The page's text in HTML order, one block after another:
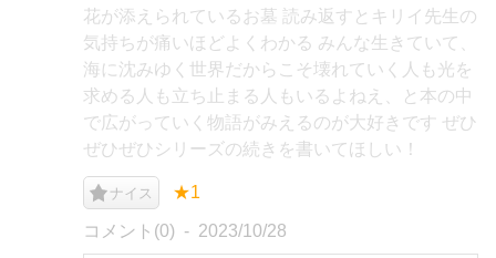
花が添えられているお墓 読み返すとキリイ先生の
気持ちが痛いほどよくわかる みんな生きていて、
海に沈みゆく世界だからこそ壊れていく人も光を
求める人も立ち止まる人もいるよねえ、と本の中
で広がっていく物語がみえるのが大好きです ぜひ
ぜひぜひシリーズの続きを書いてほしい！
ナイス ★1
コメント(0) 2023/10/28